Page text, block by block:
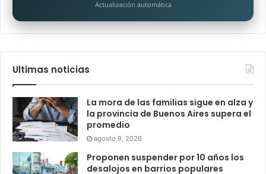
Actualización automática
Ultimas noticias
La mora de las familias sigue en alza y
la provincia de Buenos Aires supera el
promedio
agosto 9, 2026
Proponen suspender por 10 años los
desalojos en barrios populares